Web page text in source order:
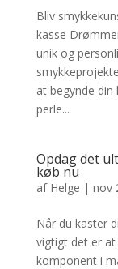
Bliv
kasse
unik og
at begynde din
perle...
Opdag det
køb nu
af Helge | nov
Når du kaster
vigtigt det er
komponent i